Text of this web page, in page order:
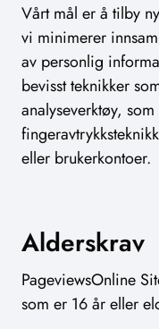
Vårt mål er å tilby
vi minimerer
av personlig
bevisst teknikker
analyseverktøy,
eller brukerkontoer.
Alderskrav
PageviewsOnline
som er 16 år eller